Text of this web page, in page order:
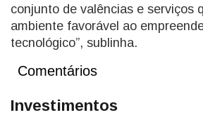
conjunto de valências e serviços
ambiente favorável ao
tecnológico”, sublinha.
Comentários
Investimentos